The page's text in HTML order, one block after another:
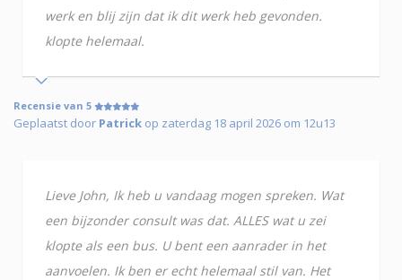
werk en blij zijn dat ik dit werk heb gevonden.
klopte helemaal.
Recensie van 5
Geplaatst door Patrick op zaterdag 18 april 2026 om 12u13
Lieve John, Ik heb u vandaag mogen spreken. Wat
een bijzonder consult was dat. ALLES wat u zei
klopte als een bus. U bent een aanrader in het
aanvoelen. Ik ben er echt helemaal stil van. Het